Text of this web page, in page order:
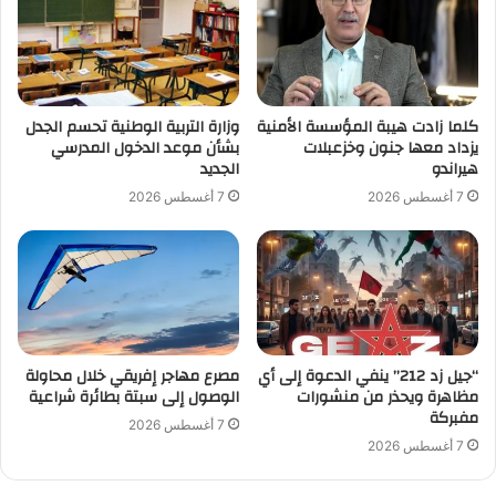
كلما زادت هيبة المؤسسة الأمنية
يزداد معها جنون وخزعبلات
هيراندو
7 أغسطس 2026
وزارة التربية الوطنية تحسم الجدل
بشأن موعد الدخول المدرسي
الجديد
7 أغسطس 2026
“جيل زد 212” ينفي الدعوة إلى أي
مظاهرة ويحذر من منشورات
مفبركة
7 أغسطس 2026
مصرع مهاجر إفريقي خلال محاولة
الوصول إلى سبتة بطائرة شراعية
7 أغسطس 2026